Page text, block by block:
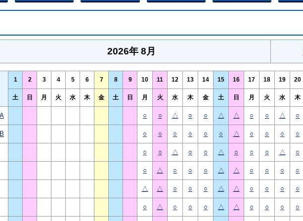
2026年 8月
1 2 3 4 5 6 7 8 9 10 11 12 13 14 15 16 17 18 19 20
土 日 月 火 水 木 金 土 日 月 火 水 木 金 土 日 月 火 水 木
○ ○ △ ○ ○ △ △ ○ ○ △ ○
○ ○ ○ ○ ○ ○ △ ○ ○ ○ ○
○ ○ △ ○ ○ △ ○ ○ ○ △ ○
○ △ ○ ○ ○ △ △ ○ ○ ○ ○
△ △ ○ ○ ○ △ △ ○ ○ ○ ○
○ △ ○ ○ ○ △ △ ○ ○ ○ ○